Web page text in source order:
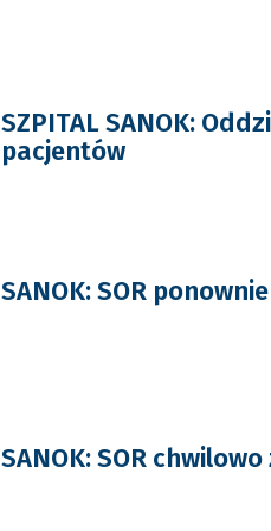
SZPITAL SANOK:
pacjentów
SANOK: SOR
SANOK: SOR